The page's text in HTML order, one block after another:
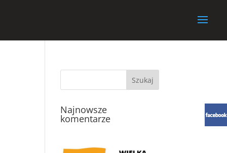
Najnowsze
komentarze